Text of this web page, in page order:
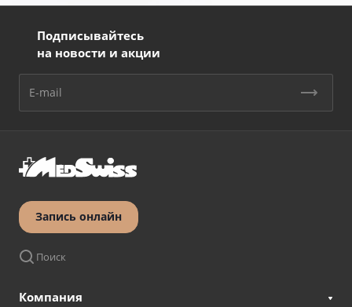
Подписывайтесь
на новости и акции
Запись онлайн
Поиск
Компания